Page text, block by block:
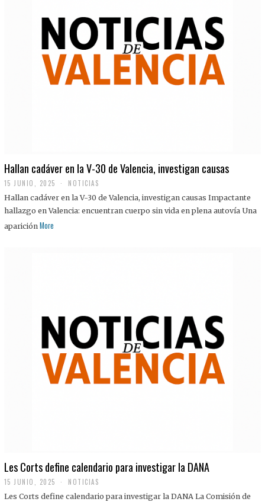
Hallan cadáver en la V-30 de Valencia, investigan causas
15 JUNIO, 2025 NOTICIAS
Hallan cadáver en la V-30 de Valencia, investigan causas Impactante
hallazgo en Valencia: encuentran cuerpo sin vida en plena autovía Una
aparición More
Les Corts define calendario para investigar la DANA
15 JUNIO, 2025 NOTICIAS
Les Corts define calendario para investigar la DANA La Comisión de